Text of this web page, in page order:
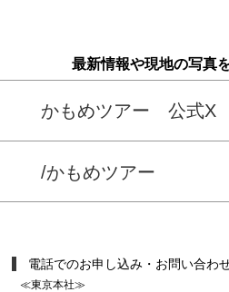
最新情報や現地の写真
かもめツアー 公式X
/かもめツアー
電話でのお申し込み・お問い合わ
≪東京本社≫